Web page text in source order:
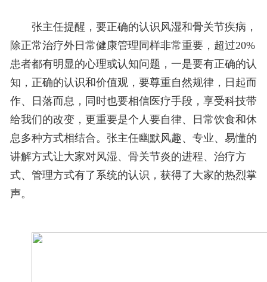
张主任提醒，要正确的认识风湿和骨关节疾病，
除正常治疗外日常健康管理同样非常重要，超过20%
患者都有明显的心理或认知问题，一是要有正确的认
知，正确的认识和价值观，要尊重自然规律，日起而
作、日落而息，同时也要相信医疗手段，享受科技带
给我们的改变，更重要是个人要自律、日常饮食和休
息多种方式相结合。张主任幽默风趣、专业、易懂的
讲解方式让大家对风湿、骨关节炎的进程、治疗方
式、管理方式有了系统的认识，获得了大家的热烈掌
声。